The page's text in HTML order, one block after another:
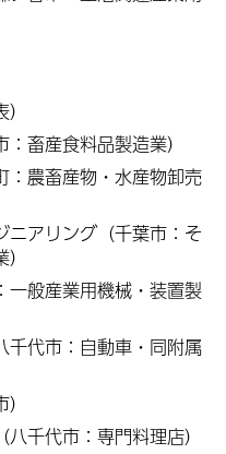
畜産食料品製造業）
：農畜産物・水産物卸売
ニアリング（千葉市：そ
一般産業用機械・装置製
千代市：自動車・同附属
千代市：専門料理店）